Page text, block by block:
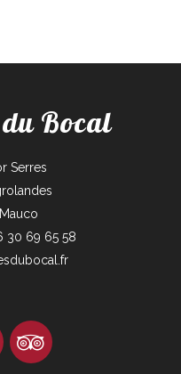
Bocal
Serres
30 69 65 58